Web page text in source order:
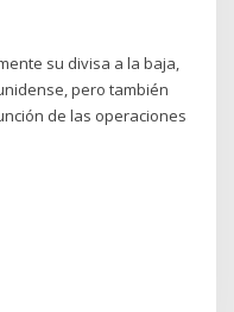
su divisa a la baja,
pero también
de las operaciones